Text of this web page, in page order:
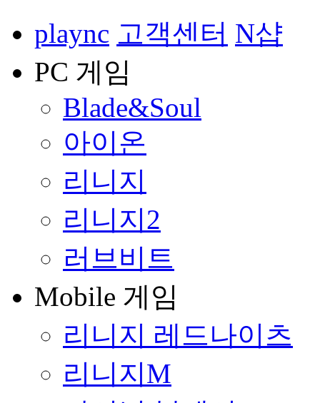
plaync 고객센터 N샵
PC 게임
Blade&Soul
아이온
리니지
리니지2
러브비트
Mobile 게임
리니지 레드나이츠
리니지M